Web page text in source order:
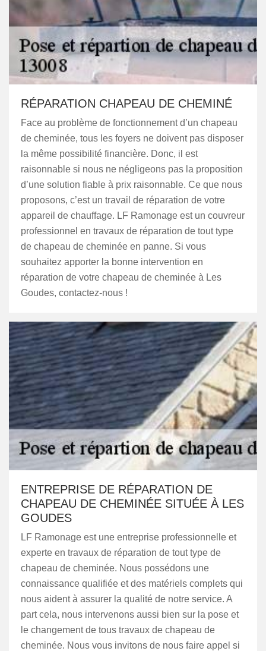
RÉPARATION CHAPEAU DE CHEMINÉ
Face au problème de fonctionnement d’un chapeau
de cheminée, tous les foyers ne doivent pas disposer
la même possibilité financière. Donc, il est
raisonnable si nous ne négligeons pas la proposition
d’une solution fiable à prix raisonnable. Ce que nous
proposons, c’est un travail de réparation de votre
appareil de chauffage. LF Ramonage est un couvreur
professionnel en travaux de réparation de tout type
de chapeau de cheminée en panne. Si vous
souhaitez apporter la bonne intervention en
réparation de votre chapeau de cheminée à Les
Goudes, contactez-nous !
ENTREPRISE DE RÉPARATION DE
CHAPEAU DE CHEMINÉE SITUÉE À LES
GOUDES
LF Ramonage est une entreprise professionnelle et
experte en travaux de réparation de tout type de
chapeau de cheminée. Nous possédons une
connaissance qualifiée et des matériels complets qui
nous aident à assurer la qualité de notre service. A
part cela, nous intervenons aussi bien sur la pose et
le changement de tous travaux de chapeau de
cheminée. Nous vous invitons de nous faire appel si